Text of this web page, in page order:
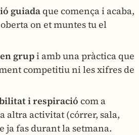
guiadaque comença i acaba,
on et muntes tu el
en grupi amb una pràctica que
competitiu ni les xifres de
i respiració com a
altra activitat (córrer, sala,
ja fas durant la setmana.